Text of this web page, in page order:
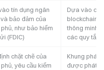
tín dụng ngân
bảo đảm của
phủ, như bảo hiểm
(FDIC)
Dựa vào
blockchain,
thông minh
các quy tắc
chặt chẽ của
yêu cầu kiểm
Khung pháp
được phát